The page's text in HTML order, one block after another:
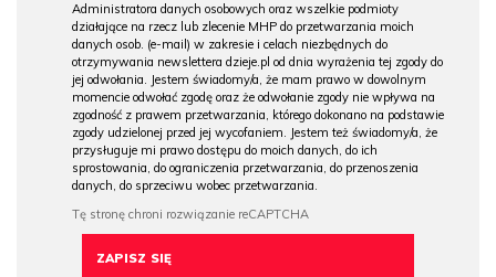
Administratora danych osobowych oraz wszelkie podmioty
działające na rzecz lub zlecenie MHP do przetwarzania moich
danych osob. (e-mail) w zakresie i celach niezbędnych do
otrzymywania newslettera dzieje.pl od dnia wyrażenia tej zgody do
jej odwołania. Jestem świadomy/a, że mam prawo w dowolnym
momencie odwołać zgodę oraz że odwołanie zgody nie wpływa na
zgodność z prawem przetwarzania, którego dokonano na podstawie
zgody udzielonej przed jej wycofaniem. Jestem też świadomy/a, że
przysługuje mi prawo dostępu do moich danych, do ich
sprostowania, do ograniczenia przetwarzania, do przenoszenia
danych, do sprzeciwu wobec przetwarzania.